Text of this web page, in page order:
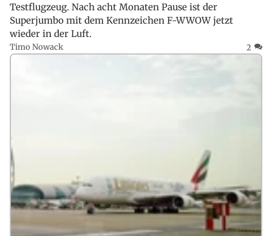
Testflugzeug. Nach acht Monaten Pause ist der
Superjumbo mit dem Kennzeichen F-WWOW jetzt
wieder in der Luft.
Timo Nowack 2